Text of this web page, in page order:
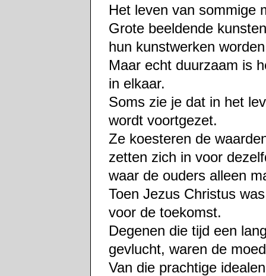
Het leven van sommige
Grote beeldende
hun kunstwerken
Maar echt duurzaam is
in elkaar.
Soms zie je dat in het
wordt voortgezet.
Ze koesteren de
zetten zich in voor
waar de ouders alleen
Toen Jezus Christus
voor de toekomst.
Degenen die tijd een
gevlucht, waren de
Van die prachtige